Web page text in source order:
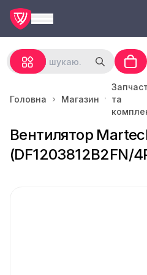
Головна Магазин
та
Вентилятор
(DF1203812B2FN/